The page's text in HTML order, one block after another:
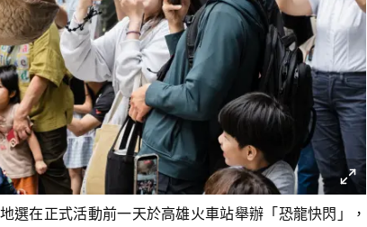
選在正式活動前一天於高雄火車站舉辦「恐龍快閃」，